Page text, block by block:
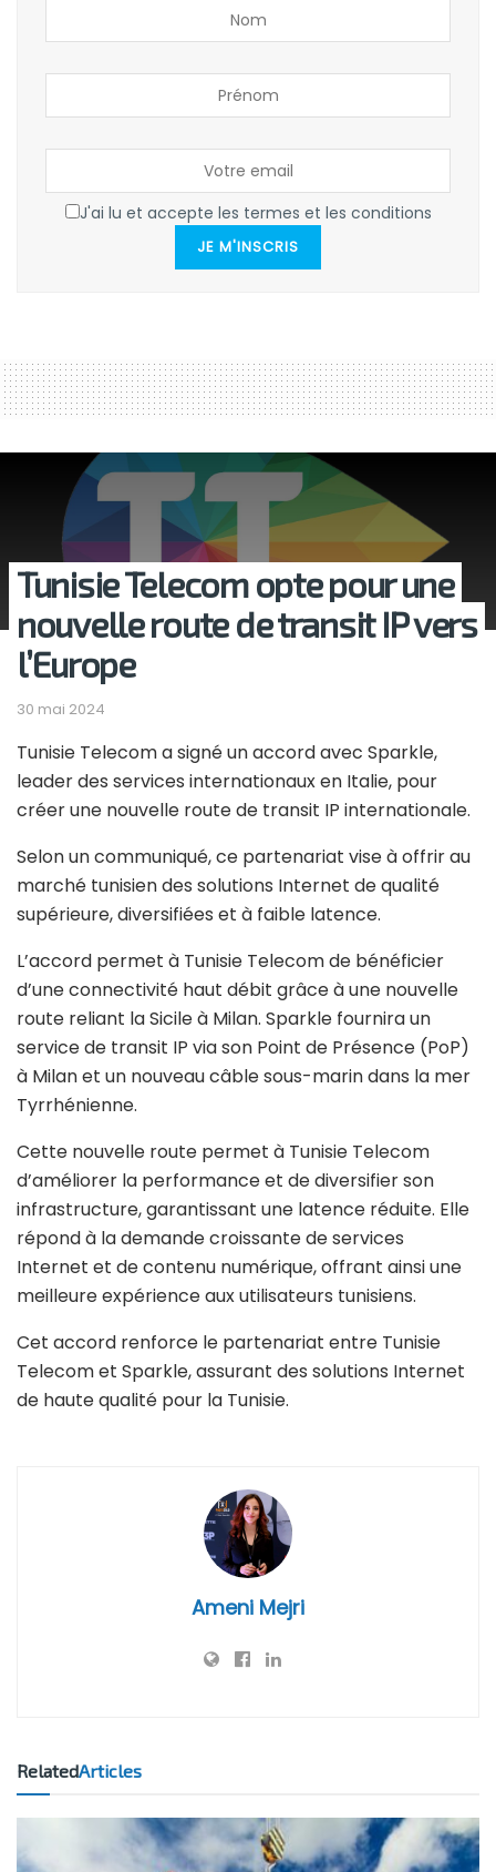
J'ai lu et accepte les termes et les conditions
JE M'INSCRIS
Tunisie Telecom opte pour une
nouvelle route de transit IP vers
l’Europe
30 mai 2024
Tunisie Telecom a signé un accord avec Sparkle,
leader des services internationaux en Italie, pour
créer une nouvelle route de transit IP internationale.
Selon un communiqué, ce partenariat vise à offrir au
marché tunisien des solutions Internet de qualité
supérieure, diversifiées et à faible latence.
L’accord permet à Tunisie Telecom de bénéficier
d’une connectivité haut débit grâce à une nouvelle
route reliant la Sicile à Milan. Sparkle fournira un
service de transit IP via son Point de Présence (PoP)
à Milan et un nouveau câble sous-marin dans la mer
Tyrrhénienne.
Cette nouvelle route permet à Tunisie Telecom
d’améliorer la performance et de diversifier son
infrastructure, garantissant une latence réduite. Elle
répond à la demande croissante de services
Internet et de contenu numérique, offrant ainsi une
meilleure expérience aux utilisateurs tunisiens.
Cet accord renforce le partenariat entre Tunisie
Telecom et Sparkle, assurant des solutions Internet
de haute qualité pour la Tunisie.
Ameni Mejri
RelatedArticles